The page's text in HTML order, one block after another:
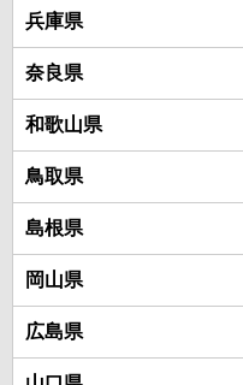
兵庫県
奈良県
和歌山県
鳥取県
島根県
岡山県
広島県